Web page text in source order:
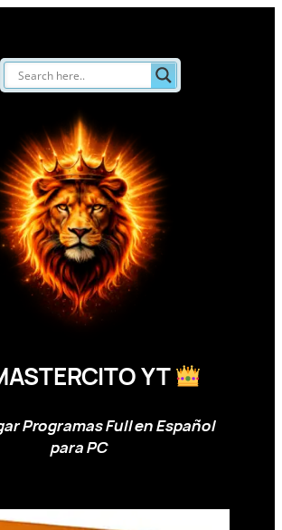
YT
Programas Full en Español
para PC